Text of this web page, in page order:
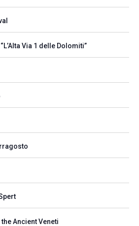
Via 1 delle Dolomiti”
Ancient Veneti